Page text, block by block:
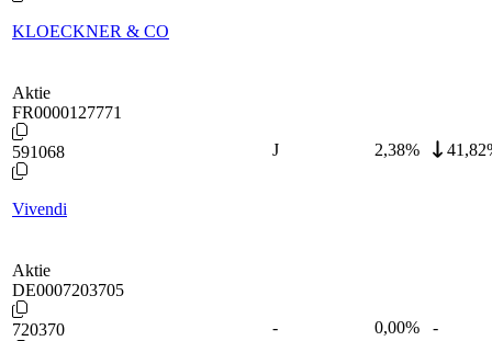
KLOECKNER & CO
Aktie
FR0000127771
591068
Vivendi
J 2,38%
Aktie
DE0007203705
720370 - 0,00% -